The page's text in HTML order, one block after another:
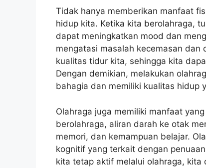
Tidak hanya memberikan manfaat
hidup kita. Ketika kita berolahraga,
dapat meningkatkan mood dan
mengatasi masalah kecemasan dan
kualitas tidur kita, sehingga kita
Dengan demikian, melakukan
bahagia dan memiliki kualitas hidup
Olahraga juga memiliki manfaat
berolahraga, aliran darah ke otak
memori, dan kemampuan belajar.
kognitif yang terkait dengan
kita tetap aktif melalui olahraga,